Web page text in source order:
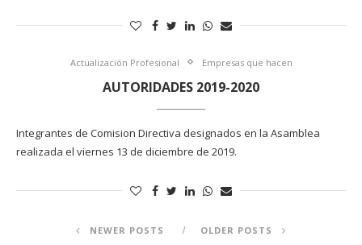
Actualización Profesional Empresas que hacen
AUTORIDADES 2019-2020
Integrantes de Comision Directiva designados en la Asamblea
realizada el viernes 13 de diciembre de 2019.
NEWER POSTS OLDER POSTS